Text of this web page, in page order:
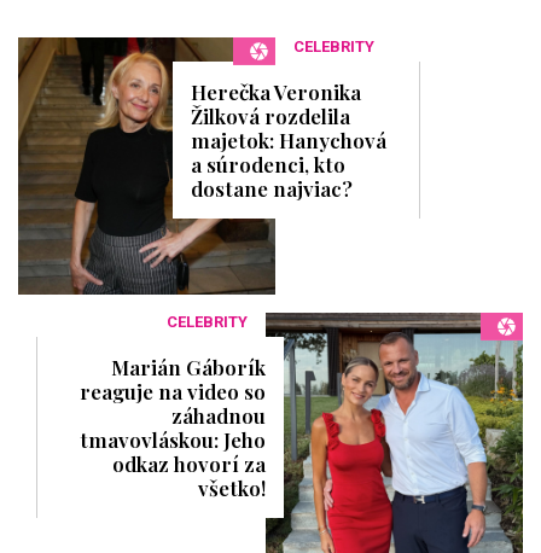
CELEBRITY
Herečka Veronika
Žilková rozdelila
majetok: Hanychová
a súrodenci, kto
dostane najviac?
CELEBRITY
Marián Gáborík
reaguje na video so
záhadnou
tmavovláskou: Jeho
odkaz hovorí za
všetko!